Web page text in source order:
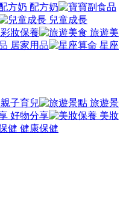
配方奶
兒童成長
彩妝保養
旅遊美
居家用品
星座
親子育兒
旅遊景
好物分享
美妝
健康保健